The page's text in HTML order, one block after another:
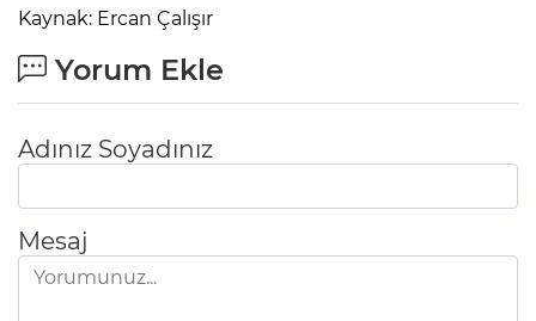
Kaynak: Ercan Çalışır
Yorum Ekle
Adınız Soyadınız
Mesaj